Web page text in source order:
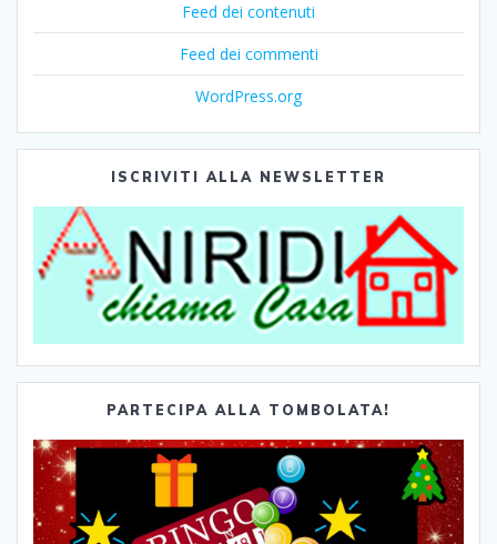
Feed dei contenuti
Feed dei commenti
WordPress.org
ISCRIVITI ALLA NEWSLETTER
PARTECIPA ALLA TOMBOLATA!